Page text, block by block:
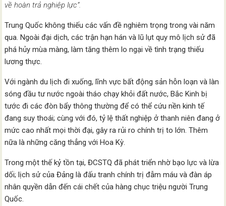
về hoàn trả nghiệp lực”.
Trung Quốc không thiếu các vấn đề nghiêm trọng trong vài năm
qua. Ngoài đại dịch, các trận hạn hán và lũ lụt quy mô lịch sử đã
phá hủy mùa màng, làm tăng thêm lo ngại về tình trạng thiếu
lương thực.
Với ngành du lịch đi xuống, lĩnh vực bất động sản hỗn loạn và làn
sóng đầu tư nước ngoài tháo chạy khỏi đất nước, Bắc Kinh bị
tước đi các đòn bẩy thông thường để có thể cứu nền kinh tế
đang suy thoái; cùng với đó, tỷ lệ thất nghiệp ở thanh niên đang ở
mức cao nhất mọi thời đại, gây ra rủi ro chính trị to lớn. Thêm
nữa là những căng thẳng với Hoa Kỳ.
Trong một thế kỷ tồn tại, ĐCSTQ đã phát triển nhờ bạo lực và lừa
dối; lịch sử của Đảng là đấu tranh chính trị đẫm máu và đàn áp
nhân quyền dẫn đến cái chết của hàng chục triệu người Trung
Quốc.